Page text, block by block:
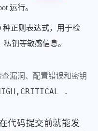
运行。
种正则表达式，用于检
私钥等敏感信息。
漏洞、配置错误和密钥
代码提交前就能发